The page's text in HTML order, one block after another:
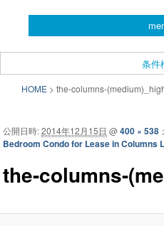
CONDO
フィリピン不動産
you can search almost
中心地マカティ周辺の不動産投資情
条件
メインコンテンツへ移動
サブコンテンツへ移動
HOME > the-columns-
the-columns-
公開日時: 2014年12月15日 @400 × 538
Bedroom Condo for Lease in Columns